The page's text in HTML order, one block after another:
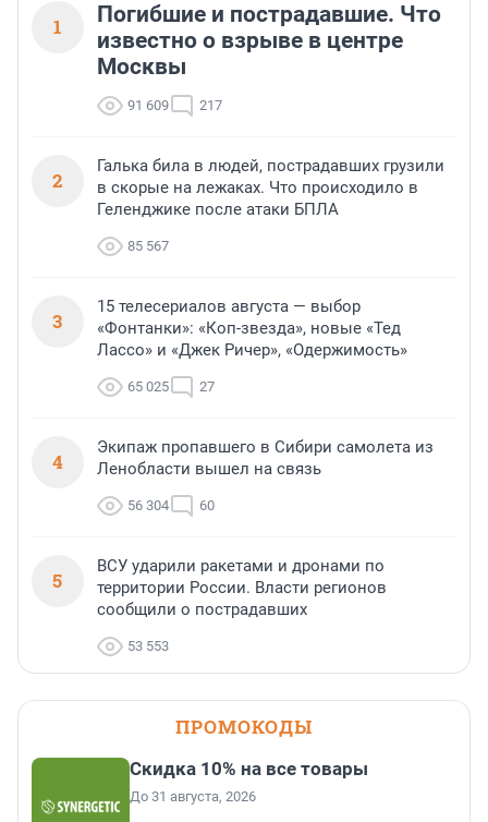
1
Погибшие и пострадавшие. Что
известно о взрыве в центре
Москвы
91 609 217
2
Галька била в людей, пострадавших грузили
в скорые на лежаках. Что происходило в
Геленджике после атаки БПЛА
85 567
3
15 телесериалов августа — выбор
«Фонтанки»: «Коп-звезда», новые «Тед
Лассо» и «Джек Ричер», «Одержимость»
65 025 27
4
Экипаж пропавшего в Сибири самолета из
Ленобласти вышел на связь
56 304 60
5
ВСУ ударили ракетами и дронами по
территории России. Власти регионов
сообщили о пострадавших
53 553
ПРОМОКОДЫ
Скидка 10% на все товары
До 31 августа, 2026